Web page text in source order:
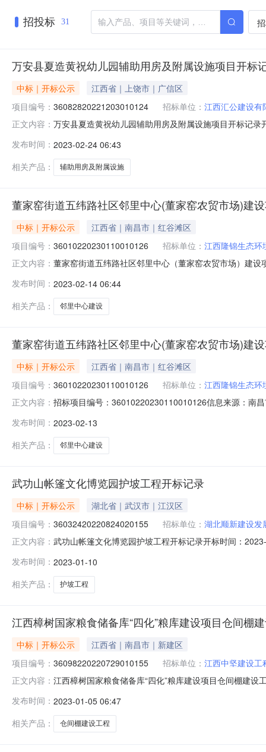
招投标 31
万安县夏造黄祝幼儿园辅助用房及附属设施项目开标
中标｜开标公示
江西省｜上饶市｜广信区
项目编号： 36082820221203010124 招标单位： 江西汇公建设有
正文内容： 万安县夏造黄祝幼儿园辅助用房及附属设施项目开标记
间:WedFeb2213:09:26CST2023,投标人名称:江西晶沣
发布时间： 2023-02-24 06:43
相关产品：
辅助用房及附属设施
董家窑街道五纬路社区邻里中心(董家窑农贸市场)建
中标｜开标公示
江西省｜南昌市｜红谷滩区
项目编号： 36010220230110010126 招标单位： 江西隆锦生态环
正文内容： 董家窑街道五纬路社区邻里中心（董家窑农贸市场）建
件递交时间:SunFeb1216:59:14CST2023,投标人名称:润
发布时间： 2023-02-14 06:44
相关产品：
邻里中心建设
董家窑街道五纬路社区邻里中心(董家窑农贸市场)建
中标｜开标公示
江西省｜南昌市｜红谷滩区
项目编号： 36010220230110010126 招标单位： 江西隆锦生态环
正文内容： 招标项目编号：36010220230110010126信息来源：南
报价:0.00元/%;工期:日历天;质量要求:;保证金金额
发布时间： 2023-02-13
相关产品：
邻里中心建设
武功山帐篷文化博览园护坡工程开标记录
中标｜开标公示
湖北省｜武汉市｜江汉区
项目编号： 36032420220824020155 招标单位： 湖北顺新建设发
正文内容： 武功山帐篷文化博览园护坡工程开标记录开标时间：
间:MonJan0917:05:34CST2023,投标人名称:江西鼎天
发布时间： 2023-01-10
相关产品：
护坡工程
江西樟树国家粮食储备库“四化”粮库建设项目仓间棚
中标｜开标公示
江西省｜南昌市｜新建区
项目编号： 36098220220729010155 招标单位： 江西中坚建设工
正文内容： 江西樟树国家粮食储备库“四化”粮库建设项目仓间棚建
交时间:TueJan0311:12:50CST2023,投标人名称:中邦通
发布时间： 2023-01-05 06:47
相关产品：
仓间棚建设工程